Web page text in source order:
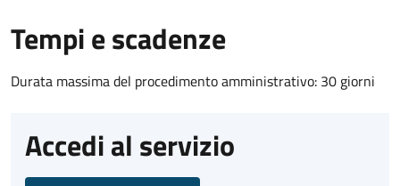
Tempi e scadenze
Durata massima del procedimento amministrativo: 30 giorni
Accedi al servizio